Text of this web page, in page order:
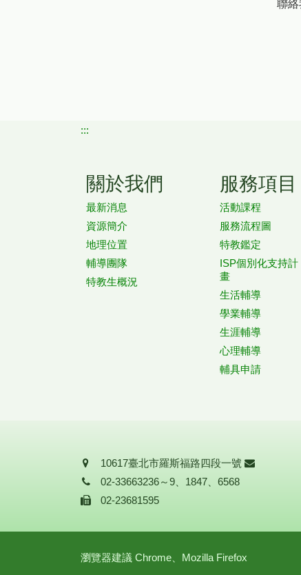
聯
:::
關於我們
最新消息
資源簡介
地理位置
輔導團隊
特教生概況
服務項目
活動課程
服務流程圖
特教鑑定
ISP個別化支持計
畫
生活輔導
學業輔導
生涯輔導
心理輔導
輔具申請
地址
10617臺北市羅斯福路四段一號
聯絡電話
02-33663236～9、1847、6568
傳真
02-23681595
瀏覽器建議 Chrome、Mozilla Firefox